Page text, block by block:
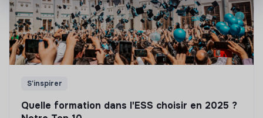
S'inspirer
Quelle formation dans l'ESS choisir en 2025 ?